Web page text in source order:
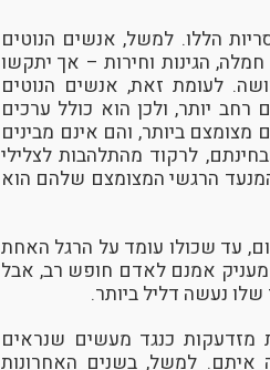
הללו. למשל, אנשים הנוטים
הגינות וחירות – אך יתקשו
לעומת זאת, אנשים הנוטים
יותר, ולכן הוא כולל ערכים
ביותר, והם אינם מבינים
לרקוד מהתלהבות לצלילי
הרגשי המצומצם שלהם הוא
עד שכולו עומד על הרגל האחת
מעניק אמנם לאדם חופש רב, אבל
נעשה דליל ביותר.
מזדעקות כנגד מעשים שנראים
איתם. למשל, בשנים האחרונות